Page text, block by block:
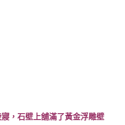
，石壁上舖滿了黃金浮雕壁